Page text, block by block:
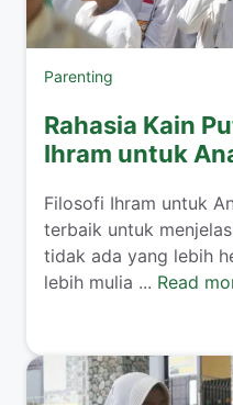
Parenting
Rahasia Kain
Ihram untuk
​Filosofi Ihram untuk
terbaik untuk
tidak ada yang lebih
lebih mulia ... Read